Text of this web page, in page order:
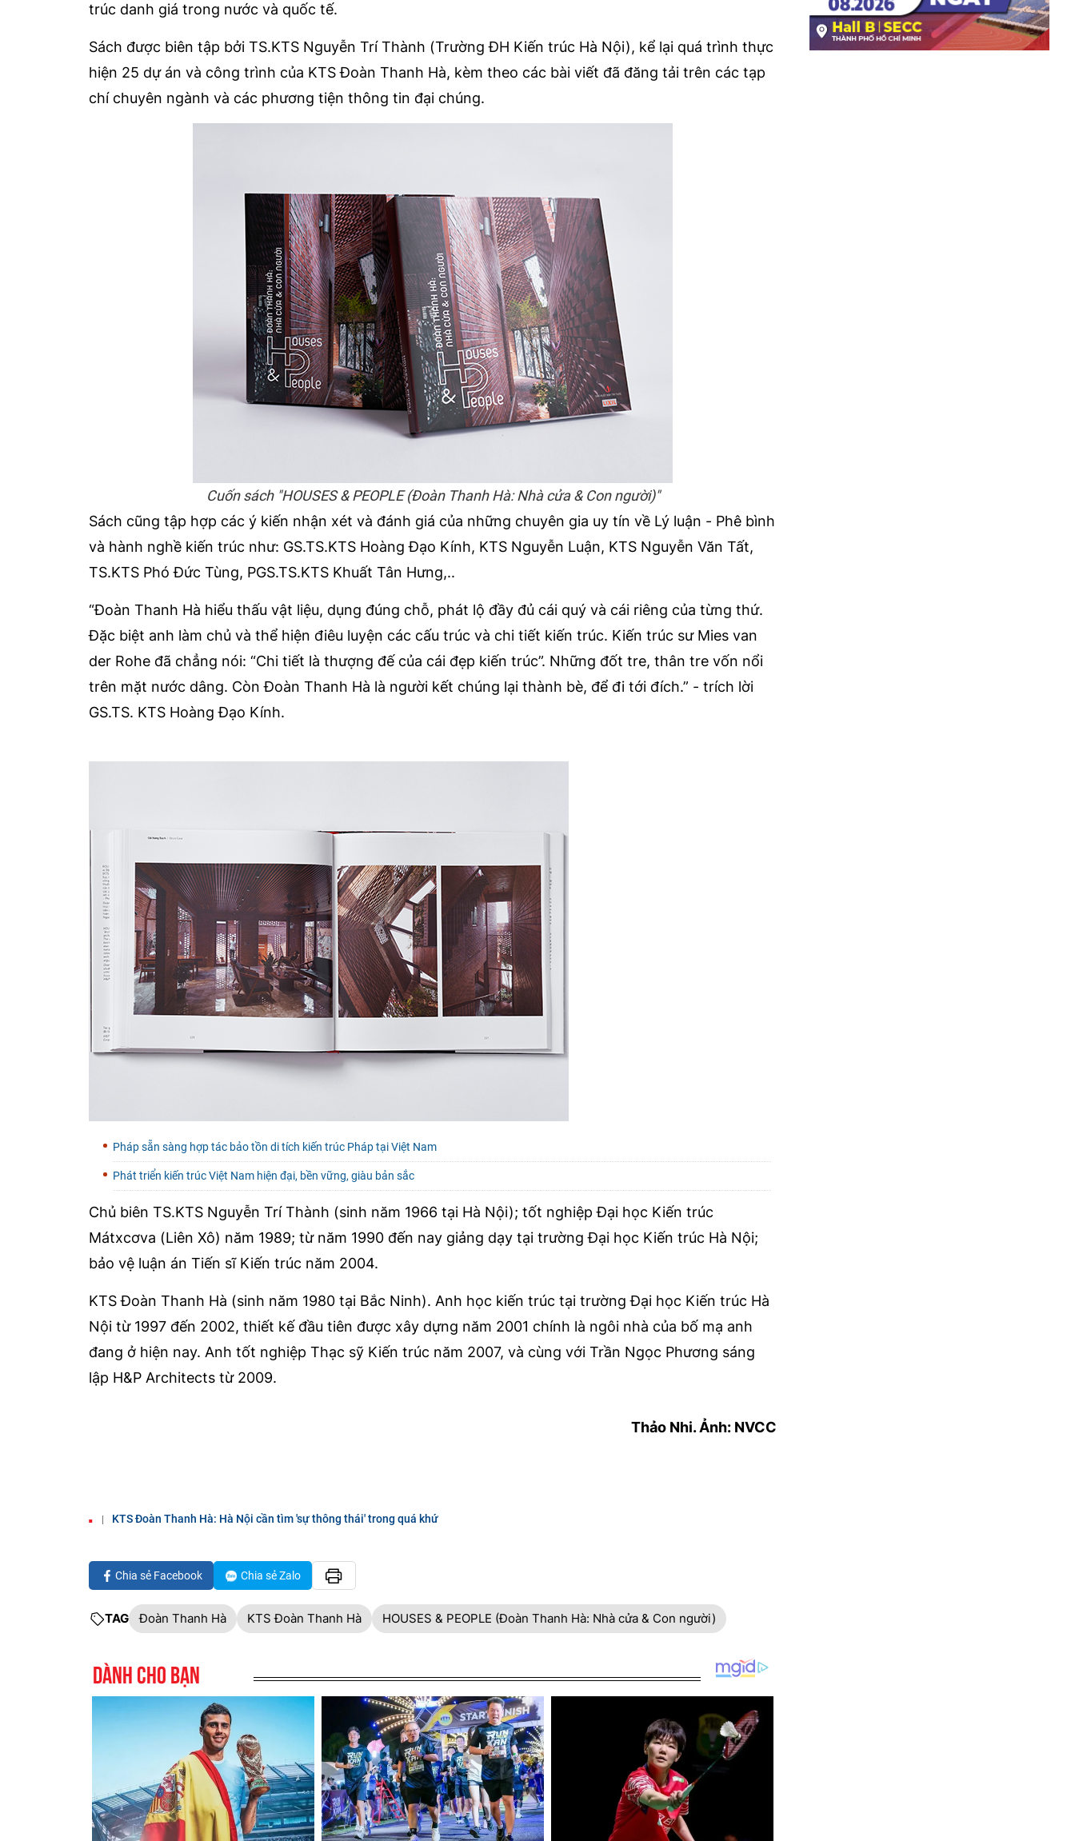
trúc danh giá trong nước và quốc tế.
Sách được biên tập bởi TS.KTS Nguyễn Trí Thành (Trường ĐH Kiến trúc Hà Nội), kể lại quá trình thực
hiện 25 dự án và công trình của KTS Đoàn Thanh Hà, kèm theo các bài viết đã đăng tải trên các tạp
chí chuyên ngành và các phương tiện thông tin đại chúng.
Cuốn sách "HOUSES & PEOPLE (Đoàn Thanh Hà: Nhà cửa & Con người)"
Sách cũng tập hợp các ý kiến nhận xét và đánh giá của những chuyên gia uy tín về Lý luận - Phê bình
và hành nghề kiến trúc như: GS.TS.KTS Hoàng Đạo Kính, KTS Nguyễn Luận, KTS Nguyễn Văn Tất,
TS.KTS Phó Đức Tùng, PGS.TS.KTS Khuất Tân Hưng,..
“Đoàn Thanh Hà hiểu thấu vật liệu, dụng đúng chỗ, phát lộ đầy đủ cái quý và cái riêng của từng thứ.
Đặc biệt anh làm chủ và thể hiện điêu luyện các cấu trúc và chi tiết kiến trúc. Kiến trúc sư Mies van
der Rohe đã chẳng nói: “Chi tiết là thượng đế của cái đẹp kiến trúc”. Những đốt tre, thân tre vốn nổi
trên mặt nước dâng. Còn Đoàn Thanh Hà là người kết chúng lại thành bè, để đi tới đích.” - trích lời
GS.TS. KTS Hoàng Đạo Kính.
Pháp sẵn sàng hợp tác bảo tồn di tích kiến trúc Pháp tại Việt Nam
Phát triển kiến trúc Việt Nam hiện đại, bền vững, giàu bản sắc
Chủ biên TS.KTS Nguyễn Trí Thành (sinh năm 1966 tại Hà Nội); tốt nghiệp Đại học Kiến trúc
Mátxcơva (Liên Xô) năm 1989; từ năm 1990 đến nay giảng dạy tại trường Đại học Kiến trúc Hà Nội;
bảo vệ luận án Tiến sĩ Kiến trúc năm 2004.
KTS Đoàn Thanh Hà (sinh năm 1980 tại Bắc Ninh). Anh học kiến trúc tại trường Đại học Kiến trúc Hà
Nội từ 1997 đến 2002, thiết kế đầu tiên được xây dựng năm 2001 chính là ngôi nhà của bố mạ anh
đang ở hiện nay. Anh tốt nghiệp Thạc sỹ Kiến trúc năm 2007, và cùng với Trần Ngọc Phương sáng
lập H&P Architects từ 2009.
Thảo Nhi. Ảnh: NVCC
KTS Đoàn Thanh Hà: Hà Nội cần tìm 'sự thông thái' trong quá khứ
Chia sẻ Facebook Chia sẻ Zalo
TAG Đoàn Thanh Hà KTS Đoàn Thanh Hà HOUSES & PEOPLE (Đoàn Thanh Hà: Nhà cửa & Con người)